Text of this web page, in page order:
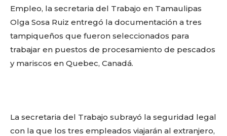
Empleo, la secretaria del Trabajo en Tamaulipas
Olga Sosa Ruiz entregó la documentación a tres
tampiqueños que fueron seleccionados para
trabajar en puestos de procesamiento de pescados
y mariscos en Quebec, Canadá.
La secretaria del Trabajo subrayó la seguridad legal
con la que los tres empleados viajarán al extranjero,